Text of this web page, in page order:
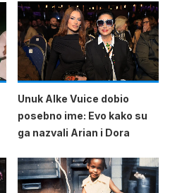
Unuk Alke Vuice dobio
posebno ime: Evo kako su
ga nazvali Arian i Dora